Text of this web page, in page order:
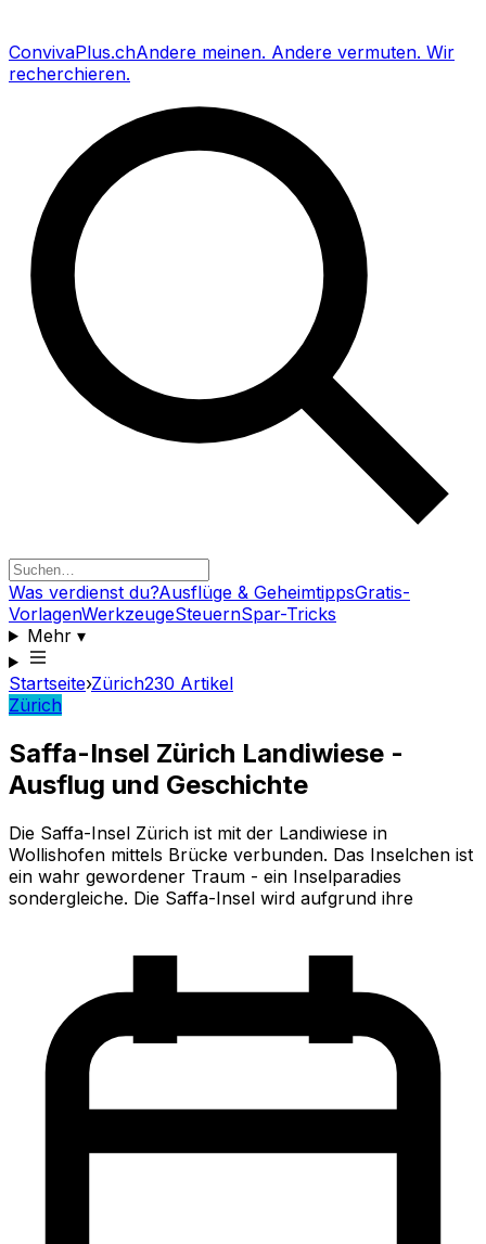
ConvivaPlus.chAndere meinen. Andere vermuten. Wir
recherchieren.
Was verdienst du?Ausflüge & GeheimtippsGratis-
VorlagenWerkzeugeSteuernSpar-Tricks
Mehr▾
Startseite›Zürich230 Artikel
Zürich
Saffa-Insel Zürich Landiwiese -
Ausflug und Geschichte
Die Saffa-Insel Zürich ist mit der Landiwiese in
Wollishofen mittels Brücke verbunden. Das Inselchen ist
ein wahr gewordener Traum - ein Inselparadies
sondergleiche. Die Saffa-Insel wird aufgrund ihre